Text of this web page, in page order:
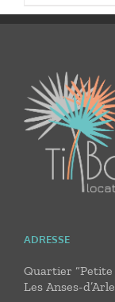
ADRESSE
Quartier “Petite
Les Anses-